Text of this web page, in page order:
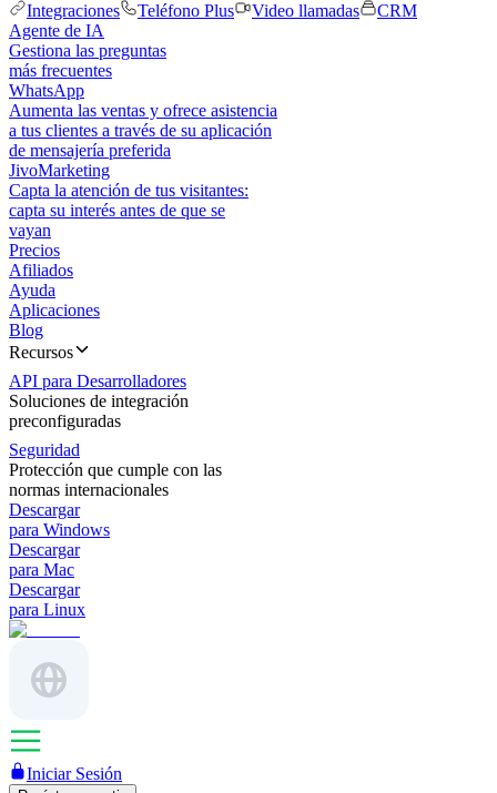
Integraciones
Teléfono Plus Video llamadas
CRM
Agente de IA
Gestiona las preguntas
más frecuentes
WhatsApp
Aumenta las ventas y ofrece asistencia
a tus clientes a través de su aplicación
de mensajería preferida
JivoMarketing
Capta la atención de tus visitantes:
capta su interés antes de que se
vayan
Precios
Afiliados
Ayuda
Aplicaciones
Blog
Recursos
API para Desarrolladores
Soluciones de integración
preconfiguradas
Seguridad
Protección que cumple con las
normas internacionales
Descargar
para Windows
Descargar
para Mac
Descargar
para Linux
Iniciar Sesión